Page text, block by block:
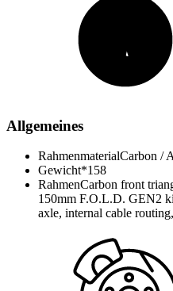
Allgemeines
RahmenmaterialCarbon /
Gewicht*158
RahmenCarbon front
150mm F.O.L.D. GEN2
axle, internal cable